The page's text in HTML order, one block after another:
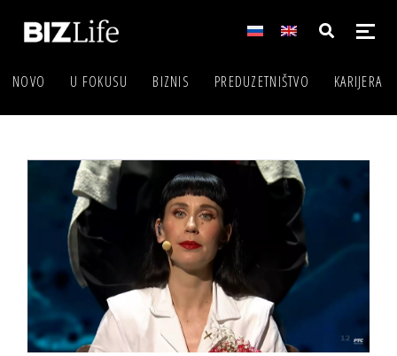
NOVO U FOKUSU BIZNIS PREDUZETNIŠTVO KARIJERA